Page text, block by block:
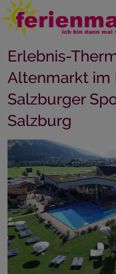
Erlebnis-
Altenmarkt im
Salzburger
Salzburg